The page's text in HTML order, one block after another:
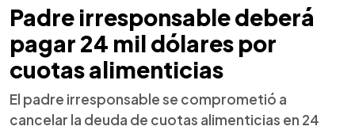
Padre irresponsable deberá
pagar 24 mil dólares por
cuotas alimenticias
El padre irresponsable se comprometió a
cancelar la deuda de cuotas alimenticias en 24